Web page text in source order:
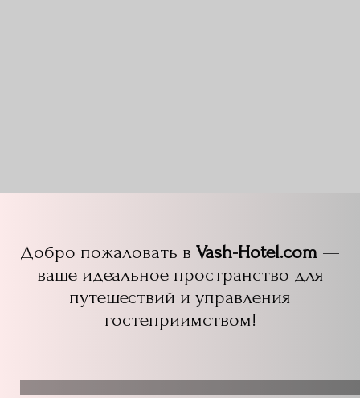
Добро пожаловать в Vash-Hotel.com —
ваше идеальное пространство для
путешествий и управления
гостеприимством!